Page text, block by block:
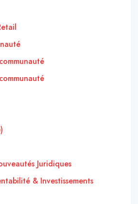
Juridiques
& Investissements